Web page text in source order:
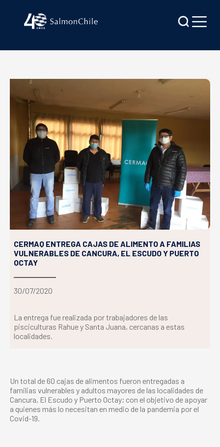
CERMAQ ENTREGA CAJAS DE ALIMENTO A FAMILIAS
VULNERABLES DE CANCURA, EL ESCUDO Y PUERTO
OCTAY
30/07/2020
La entrega fue realizada por trabajadores de las
pisciculturas Rahue y Santa Juana, cercanas a estas
localidades.
Un total de 60 cajas de alimentos fueron entregadas a
familias vulnerables y adultos mayores de las localidades de
Cancura, El Escudo y Puerto Octay; con el objetivo de apoyar
a quienes más lo necesitan en medio de la pandemia por el
Covid-19.